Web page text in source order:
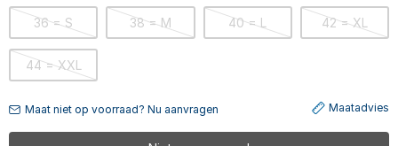
36 = S 38 = M 40 = L 42 = XL
44 = XXL
Maat niet op voorraad? Nu aanvragen Maatadvies